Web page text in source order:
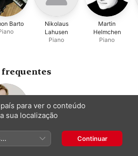
Barto
Nikolaus
Lahusen
Piano
Martin
Helmchen
Piano
frequentes
Fischer
· Piano
para ver o conteúdo
sua localização
Continuar